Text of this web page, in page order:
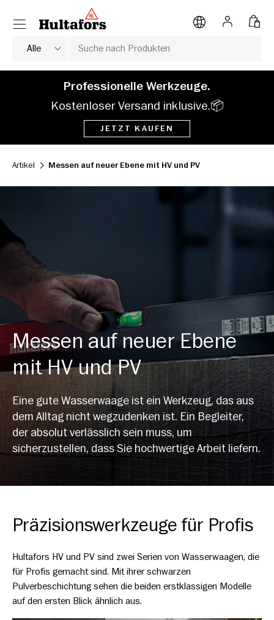
DIREKT ZUM INHALT
Suche
Produkttyp
Alle
Anmelden
Menü
Professionelle Werkzeuge.
Kostenloser Versand inklusive.📦
JETZT KAUFEN
Artikel Messen auf neuer Ebene mit HV und PV
Messen auf neuer Ebene
mit HV und PV
Eine gute Wasserwaage ist ein Werkzeug, das aus
dem Alltag nicht wegzudenken ist. Ein Begleiter,
der absolut verlässlich sein muss, um
sicherzustellen, dass Sie hochwertige Arbeit liefern.
Präzisionswerkzeuge für Profis
Hultafors HV und PV sind zwei Serien von Wasserwaagen, die
für Profis gemacht sind. Mit ihrer schwarzen
Pulverbeschichtung sehen die beiden erstklassigen Modelle
auf den ersten Blick ähnlich aus.